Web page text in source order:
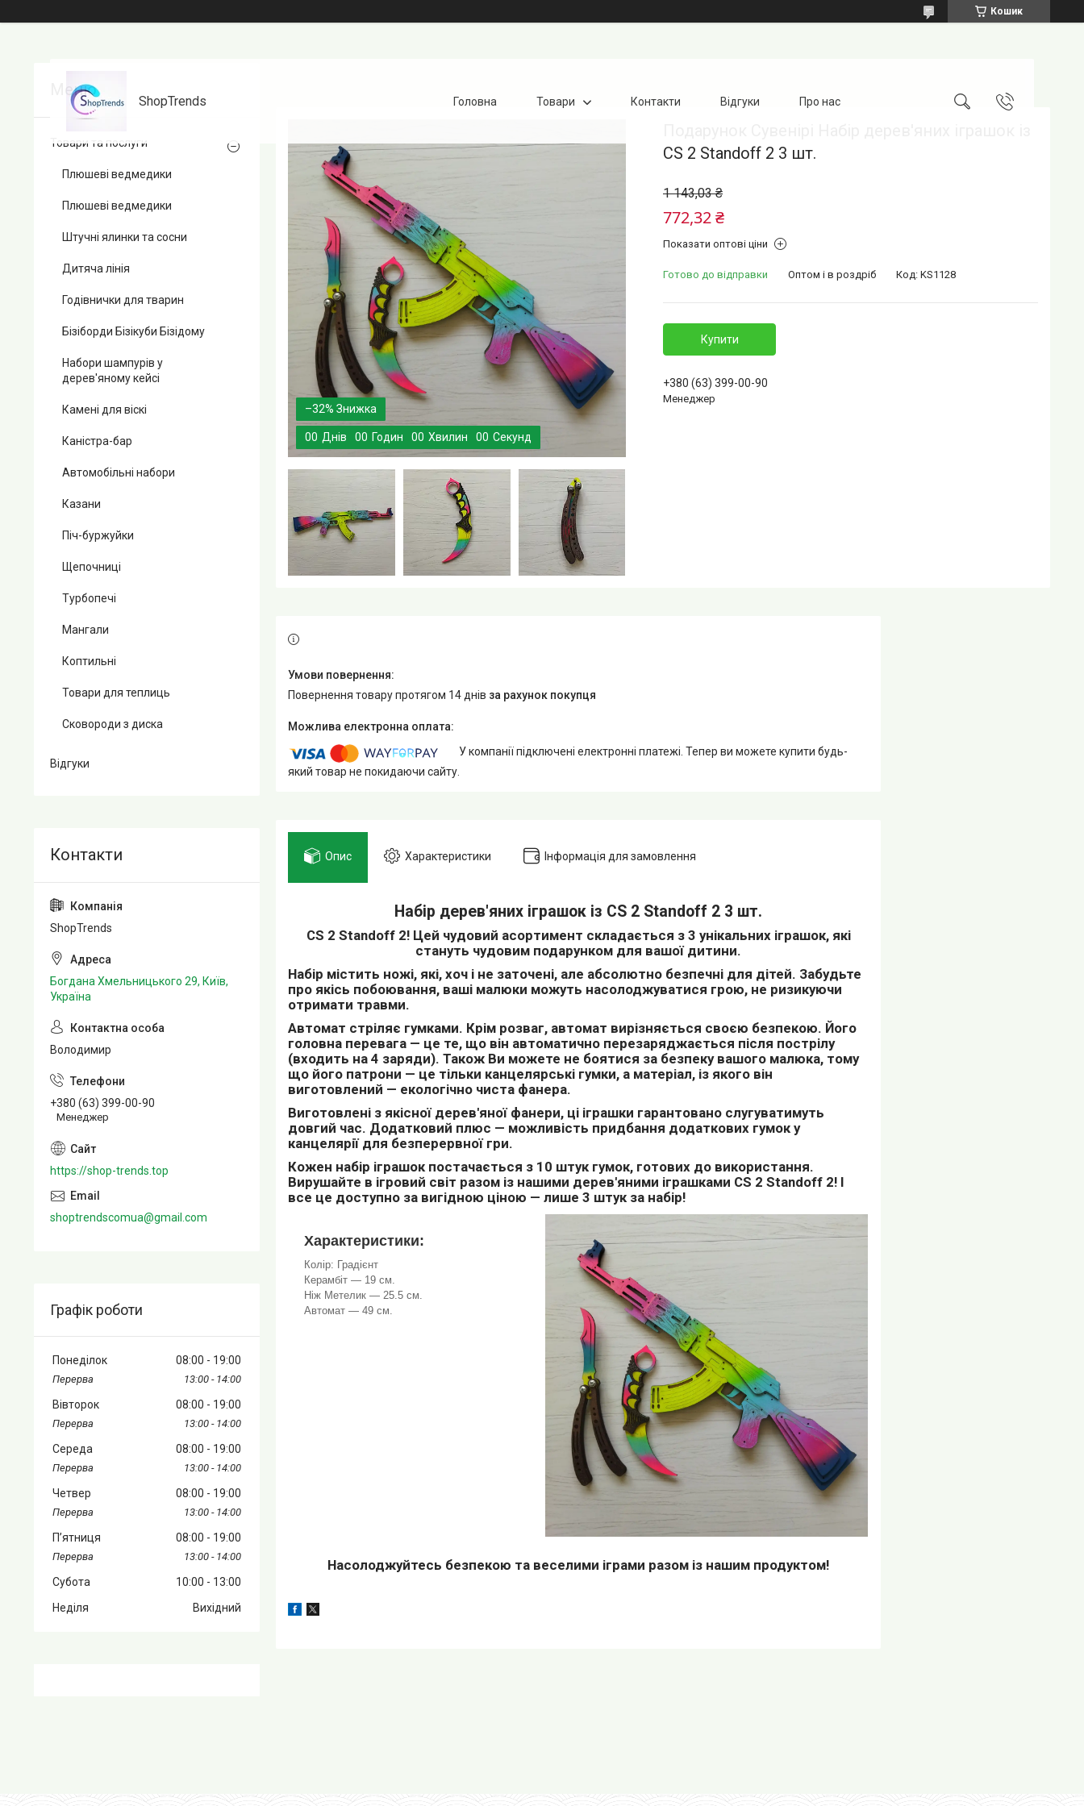
Кошик
ShopTrends Головна Товари Контакти Відгуки Про нас
–32%
00 Днів 00 Годин 00 Хвилин 00 Секунд
CS 2 Standoff 2 3 шт.
1 143,03 ₴
772,32 ₴
Показати оптові ціни
Готово до відправки Оптом і в роздріб Код: KS1128
Купити
+380 (63) 399-00-90
Менеджер
повернення товару протягом 14 днів за рахунок покупця
У компанії підключені електронні платежі. Тепер ви можете купити будь-
який товар не покидаючи сайту.
Опис Характеристики Інформація для замовлення
Набір дерев'яних іграшок із CS 2 Standoff 2 3 шт.
CS 2 Standoff 2!Цей чудовий асортимент складається з 3 унікальних іграшок, які
стануть чудовим подарунком для вашої дитини.
Набір містить ножі, які, хоч і не заточені, але абсолютно безпечні для дітей. Забудьте
про якісь побоювання, ваші малюки можуть насолоджуватися грою, не ризикуючи
отримати травми.
Автомат стріляє гумками. Крім розваг, автомат вирізняється своєю безпекою. Його
головна перевага — це те, що він автоматично перезаряджається після пострілу
(входить на 4 заряди). Також Ви можете не боятися за безпеку вашого малюка, тому
що його патрони — це тільки канцелярські гумки, а матеріал, із якого він
виготовлений — екологічно чиста фанера.
Виготовлені з якісної дерев'яної фанери, ці іграшки гарантовано слугуватимуть
довгий час. Додатковий плюс — можливість придбання додаткових гумок у
канцелярії для безперервної гри.
Кожен набір іграшок постачається з 10 штук гумок, готових до використання.
Вирушайте в ігровий світ разом із нашими дерев'яними іграшками CS 2 Standoff 2! І
все це доступно за вигідною ціною — лише 3 штук за набір!
Характеристики:
Колір: Градієнт
Керамбіт — 19 см.
Ніж Метелик — 25.5 см.
Автомат — 49 см.
Насолоджуйтесь безпекою та веселими іграми разом із нашим продуктом!
Товари та послуги
Плюшеві ведмедики
Плюшеві ведмедики
Штучні ялинки та сосни
Дитяча лінія
Годівнички для тварин
Бізіборди Бізікуби Бізідому
Набори шампурів у
дерев'яному кейсі
Камені для віскі
Каністра-бар
Автомобільні набори
Казани
Піч-буржуйки
Щепочниці
Турбопечі
Мангали
Коптильні
Товари для теплиць
Сковороди з диска
Відгуки
ShopTrends
Богдана Хмельницького 29, Київ,
Україна
Володимир
+380 (63) 399-00-90
Менеджер
https://shop-trends.top
shoptrendscomua@gmail.com
Графік роботи
Понеділок 08:00 19:00
13:00 14:00
Вівторок 08:00 19:00
13:00 14:00
Середа 08:00 19:00
13:00 14:00
Четвер 08:00 19:00
13:00 14:00
Пʼятниця 08:00 19:00
13:00 14:00
Субота 10:00
13:00
Неділя
Вихідний